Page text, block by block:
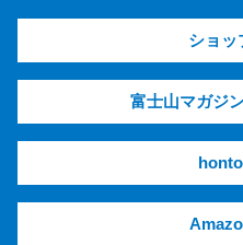
ショッ
富士山マガジ